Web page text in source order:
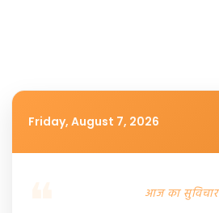
Friday, August 7, 2026
आज का सुविचार